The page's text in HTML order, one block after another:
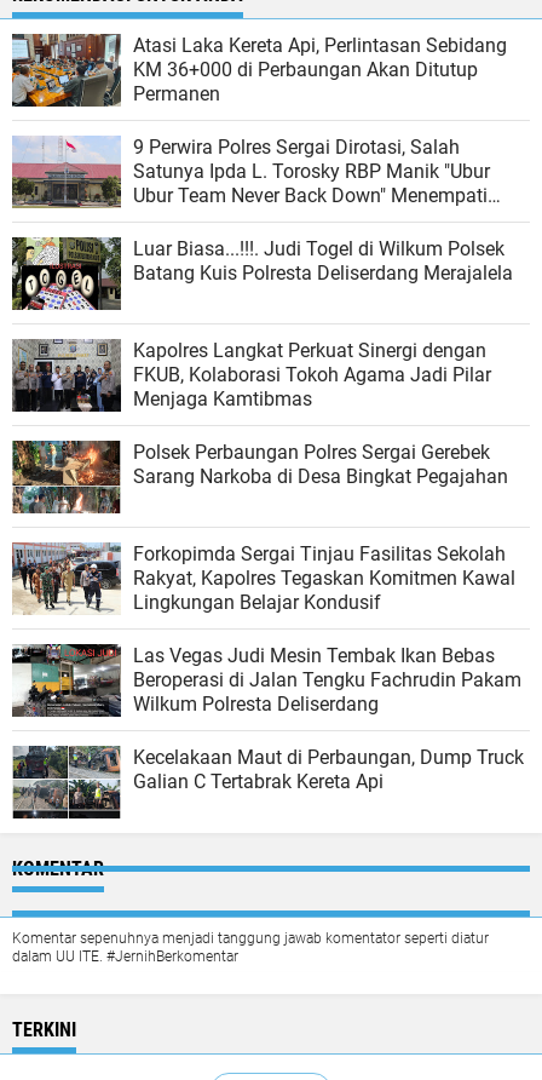
Atasi Laka Kereta Api, Perlintasan Sebidang
KM 36+000 di Perbaungan Akan Ditutup
Permanen
9 Perwira Polres Sergai Dirotasi, Salah
Satunya Ipda L. Torosky RBP Manik "Ubur
Ubur Team Never Back Down" Menempati
Polsek Dolok Masihul
Luar Biasa...!!!. Judi Togel di Wilkum Polsek
Batang Kuis Polresta Deliserdang Merajalela
Kapolres Langkat Perkuat Sinergi dengan
FKUB, Kolaborasi Tokoh Agama Jadi Pilar
Menjaga Kamtibmas
Polsek Perbaungan Polres Sergai Gerebek
Sarang Narkoba di Desa Bingkat Pegajahan
Forkopimda Sergai Tinjau Fasilitas Sekolah
Rakyat, Kapolres Tegaskan Komitmen Kawal
Lingkungan Belajar Kondusif
Las Vegas Judi Mesin Tembak Ikan Bebas
Beroperasi di Jalan Tengku Fachrudin Pakam
Wilkum Polresta Deliserdang
Kecelakaan Maut di Perbaungan, Dump Truck
Galian C Tertabrak Kereta Api
KOMENTAR
Komentar sepenuhnya menjadi tanggung jawab komentator seperti diatur
dalam UU ITE. #JernihBerkomentar
TERKINI